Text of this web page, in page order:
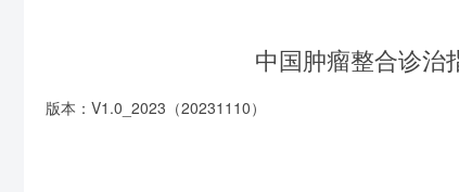
中国肿瘤整合诊治
版本：V1.0_2023（20231110）